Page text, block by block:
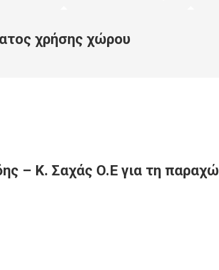
χρήσης χώρου
– Κ. Σαχάς Ο.Ε για τη